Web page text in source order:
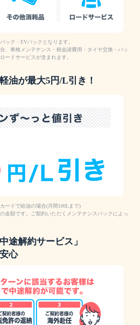
ック・EVパックとなります。
、車検メンテナンス・税金諸費用・タイヤ交換・バッ
ードサービスが含まれます。
油が最大5円/L引き！
ードで給油の場合(月間100Lまで)
金額です。ご契約いただくメンテナンスパックによっ
途解約サービス」
心